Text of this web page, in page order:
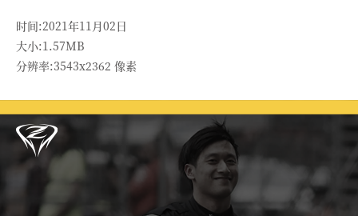
时间:2021年11月02日
大小:1.57MB
分辨率:3543x2362 像素